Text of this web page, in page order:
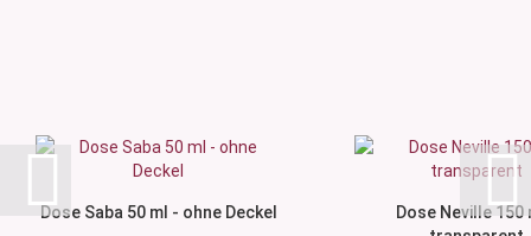
Dose Saba 50 ml - ohne Deckel
Dose Neville 150